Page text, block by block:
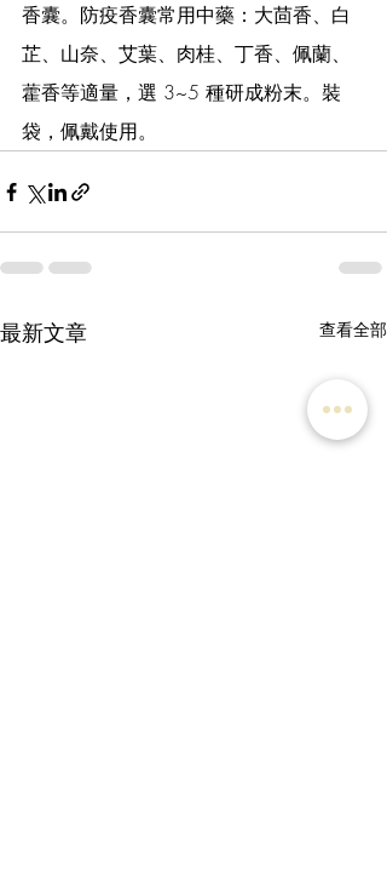
香囊。防疫香囊常用中藥：大茴香、白
芷、山奈、艾葉、肉桂、丁香、佩蘭、
藿香等適量，選 3~5 種研成粉末。裝
袋，佩戴使用。
最新文章 查看全部